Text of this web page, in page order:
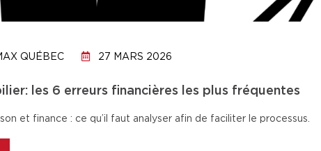
QUÉBEC 27 MARS 2026
les 6 erreurs financières les plus fréquentes
et finance : ce qu’il faut analyser afin de faciliter le processus.